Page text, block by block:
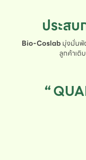
ประส
Bio-Coslabมุ่งมั่นพั
ลูกค้าเติ
“